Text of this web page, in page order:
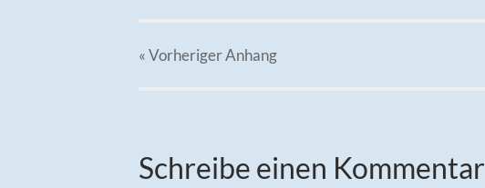
« VorherigerAnhang
Schreibe einen Kommentar